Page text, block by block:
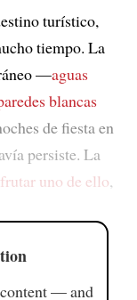
turístico,
tiempo. La
—aguas
blancas
de fiesta en
persiste. La
uno de ello,
— and